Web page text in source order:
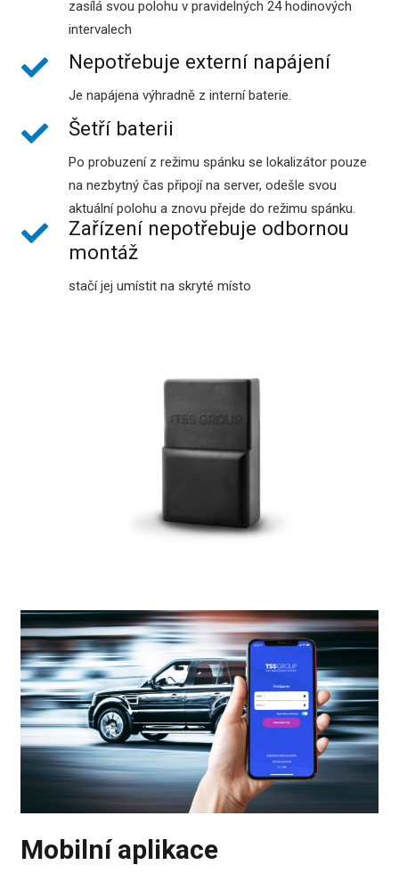
zasílá svou polohu v pravidelných 24 hodinových
intervalech
Nepotřebuje externí napájení
Je napájena výhradně z interní baterie.
Šetří baterii
Po probuzení z režimu spánku se lokalizátor pouze
na nezbytný čas připojí na server, odešle svou
aktuální polohu a znovu přejde do režimu spánku.
Zařízení nepotřebuje odbornou
montáž
stačí jej umístit na skryté místo
Mobilní aplikace